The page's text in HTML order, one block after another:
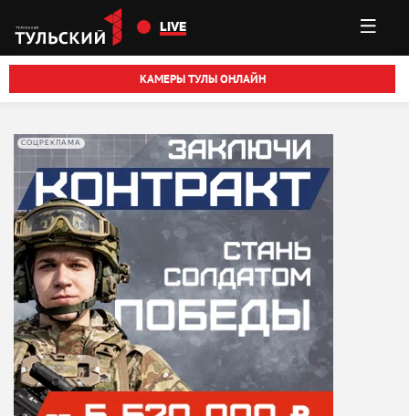
Перейти к основному содержанию
LIVE
КАМЕРЫ ТУЛЫ ОНЛАЙН
СОЦРЕКЛАМА